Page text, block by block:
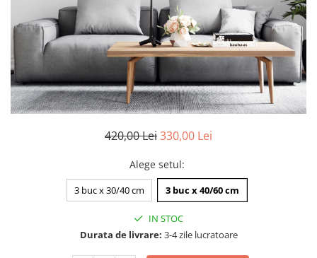
Zodia Fecioara
Zodia Gemeni
Zodia Leu
Zodia Pesti
Zodia Rac
Zodia Taur
Zodia Scorpion
Tricou personalizat cu imaginea
sau textul tau
Tricouri mamici
Tablouri PVC
Tablouri PVC copii
420,00 Lei330,00 Lei
Alege setul:
3 buc x 30/40 cm 3 buc x 40/60 cm
IN STOC
Durata de livrare: 3-4 zile lucratoare